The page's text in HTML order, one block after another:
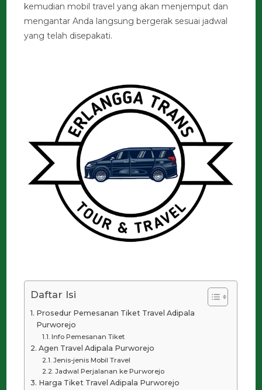
kemudian mobil travel yang akan menjemput dan
mengantar Anda langsung bergerak sesuai jadwal
yang telah disepakati.
Daftar Isi
Prosedur Pemesanan Tiket Travel Adipala
Purworejo
Info Pemesanan Tiket
Agen Travel Adipala Purworejo
Jenis-jenis Mobil Travel
Jadwal Perjalanan ke Purworejo
Harga Tiket Travel Adipala Purworejo